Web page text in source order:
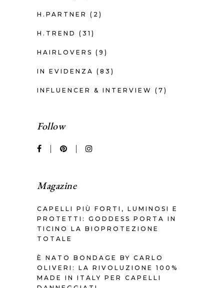
H.PARTNER (2)
H.TREND (31)
HAIRLOVERS (9)
IN EVIDENZA (83)
INFLUENCER & INTERVIEW (7)
Follow
Magazine
CAPELLI PIÙ FORTI, LUMINOSI E
PROTETTI: GODDESS PORTA IN
TICINO LA BIOPROTEZIONE
TOTALE
È NATO BONDAGE BY CARLO
OLIVERI: LA RIVOLUZIONE 100%
MADE IN ITALY PER CAPELLI